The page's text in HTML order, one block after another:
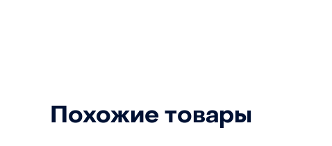
Похожие товары